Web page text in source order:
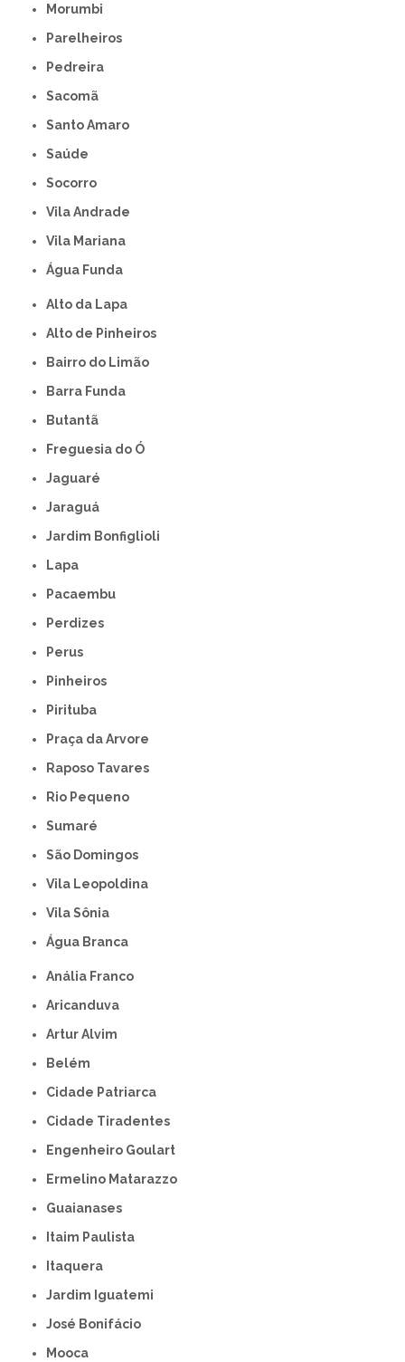
Morumbi
Parelheiros
Pedreira
Sacomã
Santo Amaro
Saúde
Socorro
Vila Andrade
Vila Mariana
Água Funda
Alto da Lapa
Alto de Pinheiros
Bairro do Limão
Barra Funda
Butantã
Freguesia do Ó
Jaguaré
Jaraguá
Jardim Bonfiglioli
Lapa
Pacaembu
Perdizes
Perus
Pinheiros
Pirituba
Praça da Arvore
Raposo Tavares
Rio Pequeno
Sumaré
São Domingos
Vila Leopoldina
Vila Sônia
Água Branca
Anália Franco
Aricanduva
Artur Alvim
Belém
Cidade Patriarca
Cidade Tiradentes
Engenheiro Goulart
Ermelino Matarazzo
Guaianases
Itaim Paulista
Itaquera
Jardim Iguatemi
José Bonifácio
Mooca